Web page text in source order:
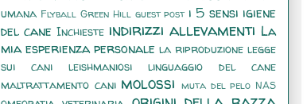
umana Flyball Green Hill guest post i 5 sensi igiene
del cane Inchieste indirizzi allevamenti La
mia esperienza personale la riproduzione legge
sui cani
leishmaniosi
linguaggio del cane
maltrattamento cani molossi muta del pelo NAS